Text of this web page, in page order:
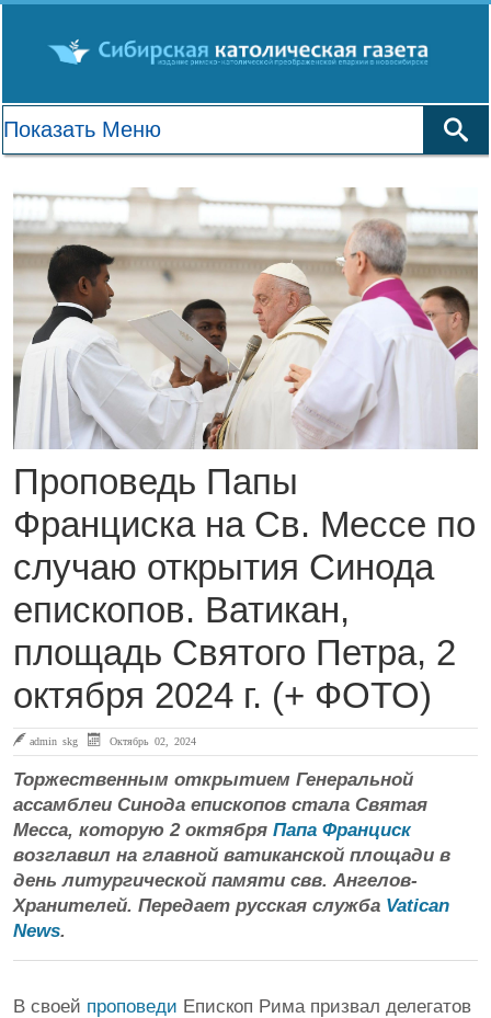
Проповедь Папы
Франциска на Св. Мессе по
случаю открытия Синода
епископов. Ватикан,
площадь Святого Петра, 2
октября 2024 г. (+ ФОТО)
admin skg Октябрь 02, 2024
Торжественным открытием Генеральной
ассамблеи Синода епископов стала Святая
Месса, которую 2 октября Папа Франциск
возглавил на главной ватиканской площади в
день литургической памяти свв. Ангелов-
Хранителей. Передает русская служба Vatican
News.
В своей проповеди Епископ Рима призвал делегатов